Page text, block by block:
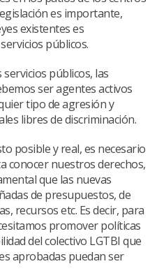
es importante,
existentes es
públicos.
públicos, las
ser agentes activos
tipo de agresión y
libres de discriminación.
posible y real, es necesario
conocer nuestros derechos,
que las nuevas
de presupuestos, de
recursos etc. Es decir, para
promover políticas
del colectivo LGTBI que
aprobadas puedan ser